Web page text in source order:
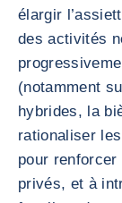
élargir
des activités
(notamment
hybrides, la
rationaliser
pour
privés, et à